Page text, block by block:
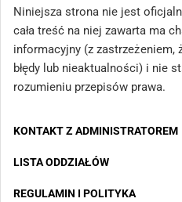
Niniejsza strona nie jest
cała treść na niej zawarta ma
informacyjny (z zastrzeżeniem,
błędy lub nieaktualności) i nie
rozumieniu przepisów prawa.
KONTAKT Z ADMINISTRATOREM
LISTA ODDZIAŁÓW
REGULAMIN I POLITYKA